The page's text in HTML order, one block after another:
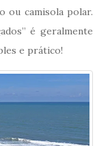
ou camisola polar.
é geralmente
e prático!